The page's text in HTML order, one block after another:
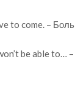
to come. –
be able to…